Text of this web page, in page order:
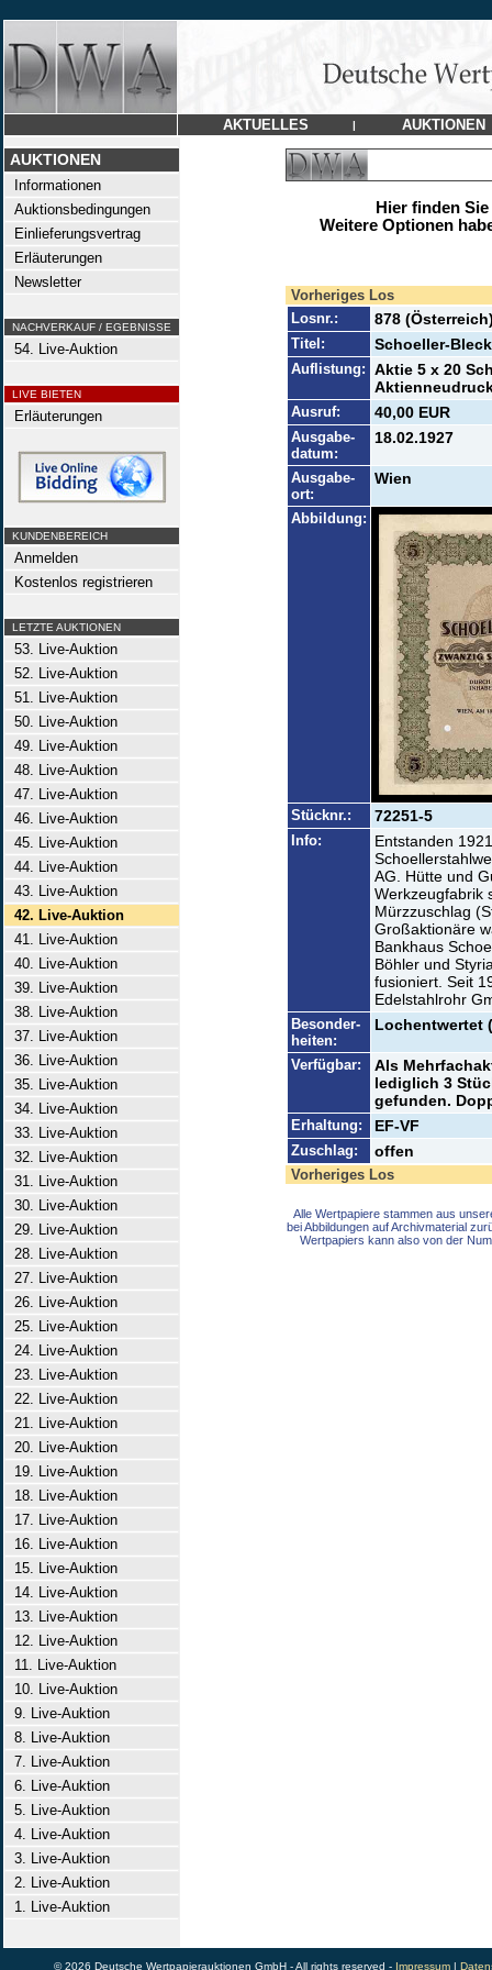
AKTUELLES | AUKTIONEN
AUKTIONEN
Informationen
Auktionsbedingungen
Einlieferungsvertrag
Erläuterungen
Newsletter
NACHVERKAUF / EGEBNISSE
54. Live-Auktion
LIVE BIETEN
Erläuterungen
KUNDENBEREICH
Anmelden
Kostenlos registrieren
LETZTE AUKTIONEN
53. Live-Auktion
52. Live-Auktion
51. Live-Auktion
50. Live-Auktion
49. Live-Auktion
48. Live-Auktion
47. Live-Auktion
46. Live-Auktion
45. Live-Auktion
44. Live-Auktion
43. Live-Auktion
42. Live-Auktion
41. Live-Auktion
40. Live-Auktion
39. Live-Auktion
38. Live-Auktion
37. Live-Auktion
36. Live-Auktion
35. Live-Auktion
34. Live-Auktion
33. Live-Auktion
32. Live-Auktion
31. Live-Auktion
30. Live-Auktion
29. Live-Auktion
28. Live-Auktion
27. Live-Auktion
26. Live-Auktion
25. Live-Auktion
24. Live-Auktion
23. Live-Auktion
22. Live-Auktion
21. Live-Auktion
20. Live-Auktion
19. Live-Auktion
18. Live-Auktion
17. Live-Auktion
16. Live-Auktion
15. Live-Auktion
14. Live-Auktion
13. Live-Auktion
12. Live-Auktion
11. Live-Auktion
10. Live-Auktion
9. Live-Auktion
8. Live-Auktion
7. Live-Auktion
6. Live-Auktion
5. Live-Auktion
4. Live-Auktion
3. Live-Auktion
2. Live-Auktion
1. Live-Auktion
Hier finden
Weitere Optionen
Vorheriges Los
Losnr.:
878
Titel: Schoeller-
Auflistung: Aktie 5 x 20
Ausruf: 40,00 EUR
Ausgabe-
datum:
18.02.1927
Ausgabe-
ort:
Wien
Abbildung:
Stücknr.: 72251-5
Info:
Entstanden
AG. Hütte und
Werkzeugfabrik
Mürzzuschlag
Großaktionäre
Bankhaus
Böhler und
fusioniert. Seit
Edelstahlrohr
Besonder-
heiten:
Lochentwertet
Verfügbar:
Als
lediglich 3
gefunden.
Erhaltung: EF-VF
Zuschlag: offen
Vorheriges Los
Alle Wertpapiere stammen aus
bei Abbildungen auf Archivmaterial
Wertpapiers kann also von der
© 2026 Deutsche Wertpapierauktionen GmbH - All rights reserved - Impressum|